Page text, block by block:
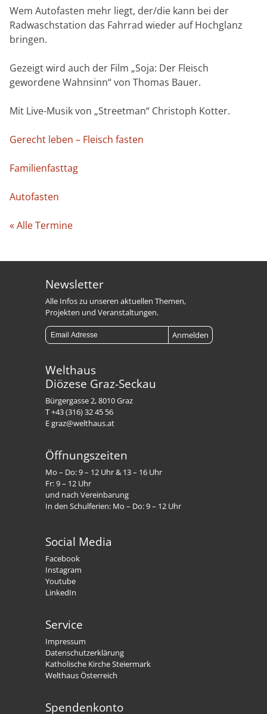
Wem Autofasten mehr liegt, der/die kann bei der
Radwaschstation das Fahrrad wieder auf Hochglanz
bringen.
Gezeigt wird auch der Film „Soja: Der Fleisch
gewordene Wahnsinn“ von Thomas Bauer.
Mit Live-Musik von „Streetman“ Christoph Kotter.
Gerecht leben – Fleisch fasten
Familienfasttag
Autofasten
« Alle Termine
Newsletter
Alle Infos zu unseren aktuellen Themen,
Projekten und Veranstaltungen.
Welthaus
Diözese Graz-Seckau
Bürgergasse 2, 8010 Graz
T +43 (316) 32 45 56
E graz@welthaus.at
Öffnungszeiten
Mo – Do: 9 – 12 Uhr & 13 – 16 Uhr
Fr: 9 – 12 Uhr
und nach Vereinbarung
In den Schulferien: Mo – Do: 9 – 12 Uhr
Social Media
Facebook
Instagram
Youtube
LinkedIn
Service
Impressum
Datenschutzerklärung
Katholische Kirche Steiermark
Welthaus Österreich
Spendenkonto